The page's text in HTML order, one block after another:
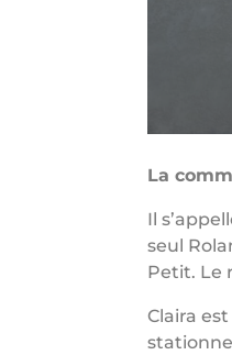
La
Il
seul
Petit. Le
Claira